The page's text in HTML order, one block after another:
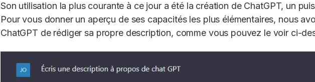
Son utilisation la plus courante à ce jour a été la création de ChatGPT, un
Pour vous donner un aperçu de ses capacités les plus élémentaires, nous
ChatGPT de rédiger sa propre description, comme vous pouvez le voir ci-